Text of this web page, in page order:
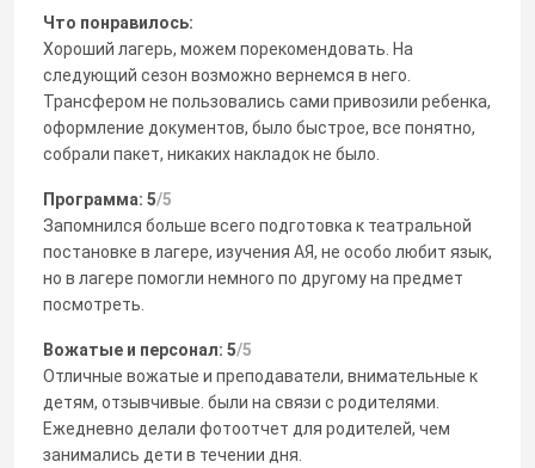
Что понравилось:
Хороший лагерь, можем порекомендовать. На
следующий сезон возможно вернемся в него.
Трансфером не пользовались сами привозили ребенка,
оформление документов, было быстрое, все понятно,
собрали пакет, никаких накладок не было.
Программа: 5/5
Запомнился больше всего подготовка к театральной
постановке в лагере, изучения АЯ, не особо любит язык,
но в лагере помогли немного по другому на предмет
посмотреть.
Вожатые и персонал: 5/5
Отличные вожатые и преподаватели, внимательные к
детям, отзывчивые. были на связи с родителями.
Ежедневно делали фотоотчет для родителей, чем
занимались дети в течении дня.